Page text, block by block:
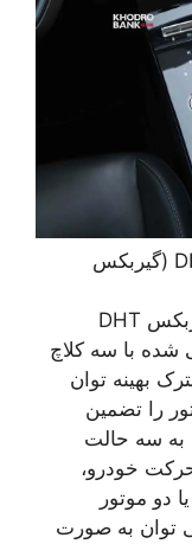
سیستم انتقال قدرت یک گیربکس DHT (گیربکس
در بخش سیستم انتقال قدرت یک گیربکس DHT
با سه کلاچ
بهینه توان
را تضمین
به سه حالت
خودرو،
دو موتور
توان به صورت